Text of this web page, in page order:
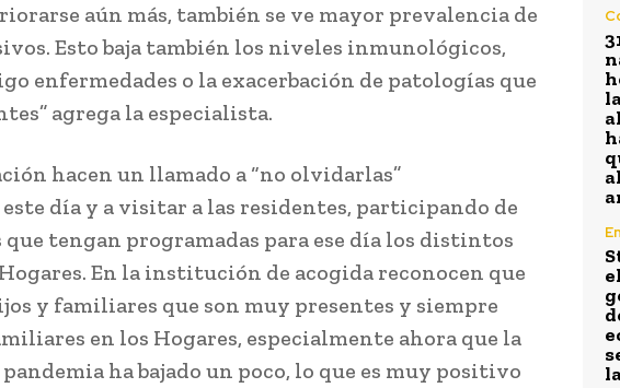
aún más, también se ve mayor prevalencia de
Esto baja también los niveles inmunológicos,
enfermedades o la exacerbación de patologías que
agrega la especialista.
hacen un llamado a “no olvidarlas”
día y a visitar a las residentes, participando de
tengan programadas para ese día los distintos
En la institución de acogida reconocen que
y familiares que son muy presentes y siempre
en los Hogares, especialmente ahora que la
ha bajado un poco, lo que es muy positivo